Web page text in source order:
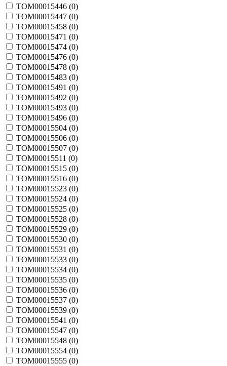
TOM00015446 (0)
TOM00015447 (0)
TOM00015458 (0)
TOM00015471 (0)
TOM00015474 (0)
TOM00015476 (0)
TOM00015478 (0)
TOM00015483 (0)
TOM00015491 (0)
TOM00015492 (0)
TOM00015493 (0)
TOM00015496 (0)
TOM00015504 (0)
TOM00015506 (0)
TOM00015507 (0)
TOM00015511 (0)
TOM00015515 (0)
TOM00015516 (0)
TOM00015523 (0)
TOM00015524 (0)
TOM00015525 (0)
TOM00015528 (0)
TOM00015529 (0)
TOM00015530 (0)
TOM00015531 (0)
TOM00015533 (0)
TOM00015534 (0)
TOM00015535 (0)
TOM00015536 (0)
TOM00015537 (0)
TOM00015539 (0)
TOM00015541 (0)
TOM00015547 (0)
TOM00015548 (0)
TOM00015554 (0)
TOM00015555 (0)